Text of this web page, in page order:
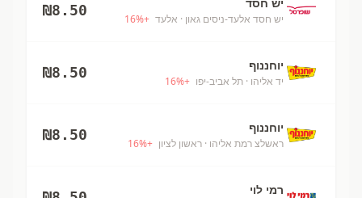
יש חסד אלעד-ניסים גאון · אלעד +
16%
₪8.50
יוחננוף
יד אליהו · תל אביב-יפו +
16%
₪8.50
יוחננוף
ראשלצ רמת אליהו · ראשון לציון +
16%
₪8.50
רמי לוי